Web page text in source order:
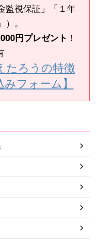
監視保証」「１年
。
円プレゼント ！
たろうの特徴
フォーム】